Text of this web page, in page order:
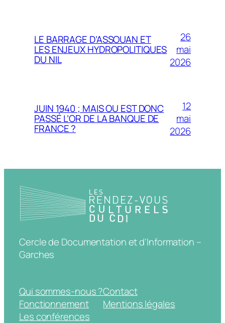
LE BARRAGE D’ASSOUAN ET
LES ENJEUX HYDROPOLITIQUES
DU NIL
26
mai
2026
JUIN 1940 ; MAIS OU EST DONC
PASSÉ L’OR DE LA BANQUE DE
FRANCE ?
12
mai
2026
Cercle de Documentation et d'Information –
Garches
Qui sommes-nous ?
Fonctionnement
Les conférences
Contact
Mentions légales